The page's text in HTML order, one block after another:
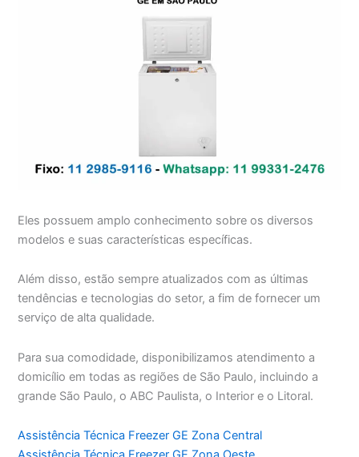
Eles possuem amplo conhecimento sobre os diversos
modelos e suas características específicas.
Além disso, estão sempre atualizados com as últimas
tendências e tecnologias do setor, a fim de fornecer um
serviço de alta qualidade.
Para sua comodidade, disponibilizamos atendimento a
domicílio em todas as regiões de São Paulo, incluindo a
grande São Paulo, o ABC Paulista, o Interior e o Litoral.
Assistência Técnica Freezer GE Zona Central